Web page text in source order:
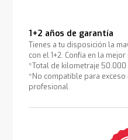
1+2 años de garantía
Tienes a tu disposición la
con el 1+2. Confía en la
*Total de kilometraje 50.000
*No compatible para
profesional